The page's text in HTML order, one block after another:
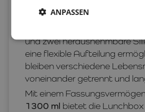
Edelstahlkonstruktion sorgt
und zwei herausnehmbare
eine flexible Aufteilung
bleiben verschiedene
voneinander getrennt und
Mit einem
1300 ml bietet die
ANPASSEN